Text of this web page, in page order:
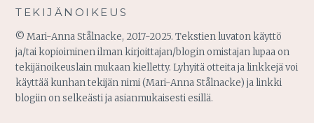
TEKIJÄNOIKEUS
© Mari-Anna Stålnacke, 2017-2025. Tekstien luvaton käyttö
ja/tai kopioiminen ilman kirjoittajan/blogin omistajan lupaa on
tekijänoikeuslain mukaan kielletty. Lyhyitä otteita ja linkkejä voi
käyttää kunhan tekijän nimi (Mari-Anna Stålnacke) ja linkki
blogiin on selkeästi ja asianmukaisesti esillä.